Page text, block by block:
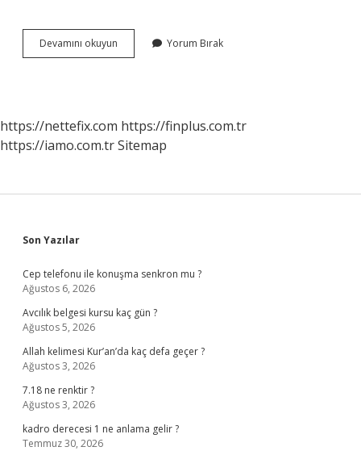
Devamını okuyun
Teşekkür
Yorum Bırak
https://nettefix.com https://finplus.com.tr
https://iamo.com.trSitemap
Sidebar
Son Yazılar
Cep telefonu ile konuşma senkron mu ?
Ağustos 6, 2026
Avcılık belgesi kursu kaç gün ?
Ağustos 5, 2026
Allah kelimesi Kur’an’da kaç defa geçer ?
Ağustos 3, 2026
7.18 ne renktir ?
Ağustos 3, 2026
kadro derecesi 1 ne anlama gelir ?
Temmuz 30, 2026